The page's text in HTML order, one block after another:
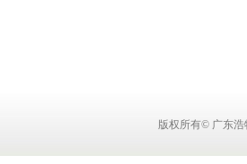
版权所有© 广东